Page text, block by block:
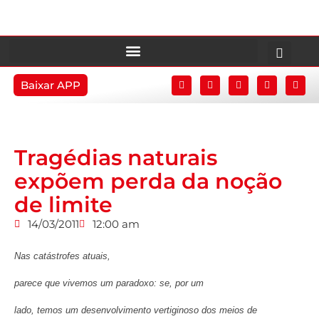
Baixar APP
Tragédias naturais
expõem perda da noção
de limite
14/03/2011 12:00 am
Nas catástrofes atuais,
parece que vivemos um paradoxo: se, por um
lado, temos um desenvolvimento vertiginoso dos meios de